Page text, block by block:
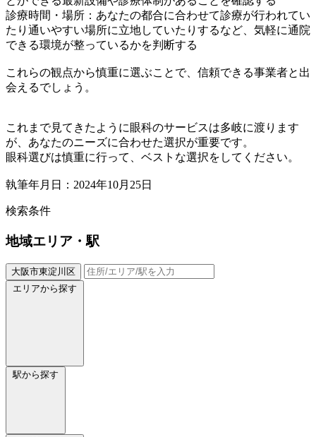
診療時間・場所：あなたの都合に合わせて診療が行われてい
たり通いやすい場所に立地していたりするなど、気軽に通院
できる環境が整っているかを判断する
これらの観点から慎重に選ぶことで、信頼できる事業者と出
会えるでしょう。
これまで見てきたように眼科のサービスは多岐に渡ります
が、あなたのニーズに合わせた選択が重要です。
眼科選びは慎重に行って、ベストな選択をしてください。
執筆年月日：2024年10月25日
検索条件
地域エリア・駅
大阪市東淀川区
エリアから探す
駅から探す